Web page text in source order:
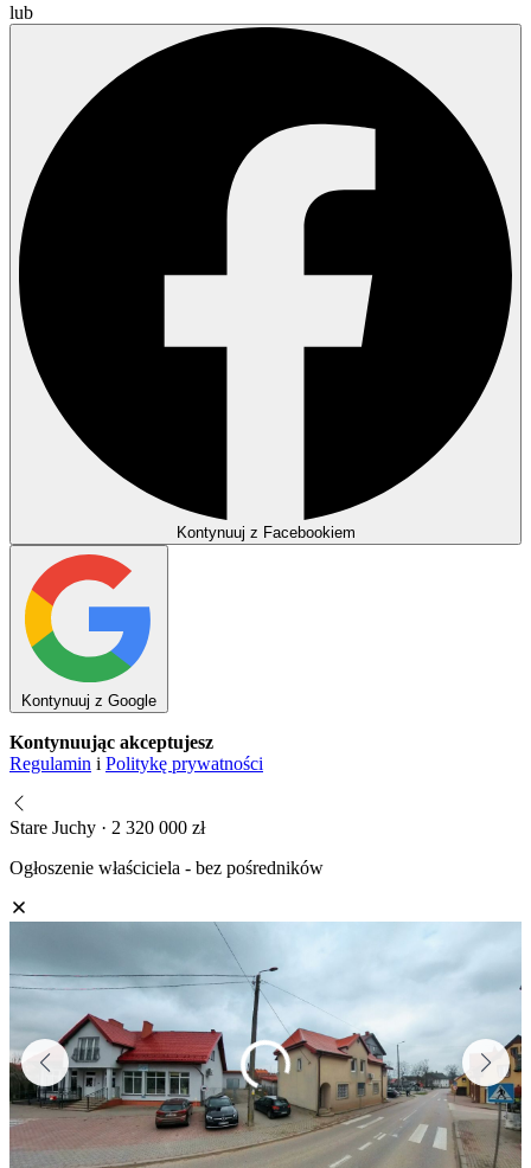
lub
Kontynuuj z Facebookiem
Kontynuuj z Google
Kontynuując akceptujesz
Regulamin i Politykę prywatności
Stare Juchy · 2 320 000 zł
Ogłoszenie właściciela - bez pośredników